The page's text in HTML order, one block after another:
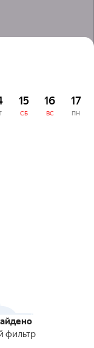
15
СБ
16
ВС
17
ПН
фильтр